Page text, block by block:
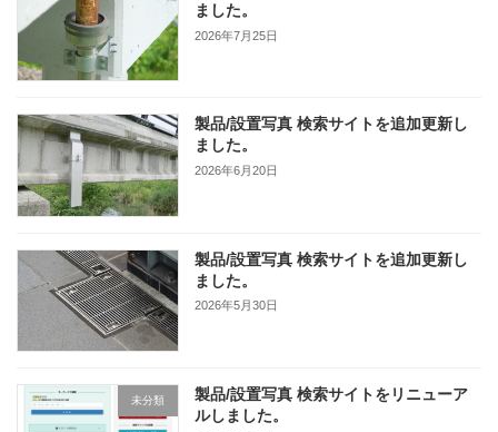
ました。
2026年7月25日
製品/設置写真 検索サイトを追加更新し
ました。
2026年6月20日
製品/設置写真 検索サイトを追加更新し
ました。
2026年5月30日
未分類
製品/設置写真 検索サイトをリニューア
ルしました。